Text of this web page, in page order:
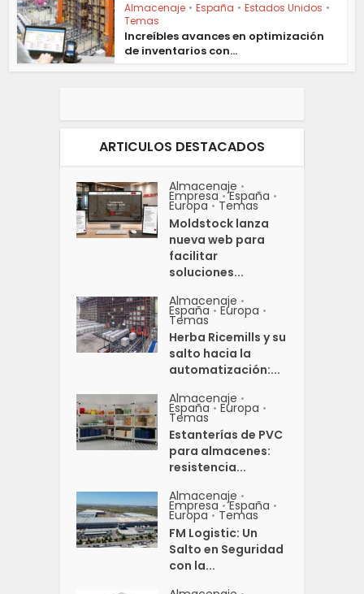
Almacenaje • España • Estados Unidos •
Temas
Increíbles avances en optimización
de inventarios con...
ARTICULOS DESTACADOS
Almacenaje •
Empresa • España •
Europa • Temas
Moldstock lanza
nueva web para
facilitar
soluciones...
Almacenaje •
España • Europa •
Temas
Herba Ricemills y su
salto hacia la
automatización:...
Almacenaje •
España • Europa •
Temas
Estanterías de PVC
para almacenes:
resistencia...
Almacenaje •
Empresa • España •
Europa • Temas
FM Logistic: Un
Salto en Seguridad
con la...